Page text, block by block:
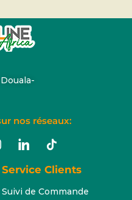
nos réseaux:
Service Clients
Suivi de Commande